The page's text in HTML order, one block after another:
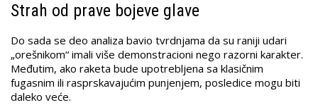
Strah od prave bojeve glave
Do sada se deo analiza bavio tvrdnjama da su raniji udari
„orešnikom“ imali više demonstracioni nego razorni karakter.
Međutim, ako raketa bude upotrebljena sa klasičnim
fugasnim ili rasprskavajućim punjenjem, posledice mogu biti
daleko veće.